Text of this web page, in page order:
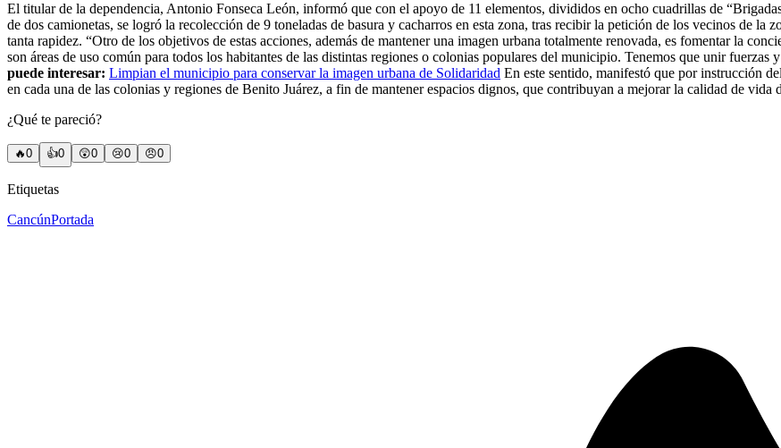
El titular de la dependencia, Antonio Fonseca León, informó que con el apoyo de 11 elementos, divididos en ocho cuadrillas de
de dos camionetas, se logró la recolección de 9 toneladas de basura y cacharros en esta zona, tras recibir la petición de los vecinos de la
tanta rapidez. “Otro de los objetivos de estas acciones, además de mantener una imagen urbana totalmente renovada, es fomentar la
son áreas de uso común para todos los habitantes de las distintas regiones o colonias populares del municipio. Tenemos que unir fuerzas
puede interesar: Limpian el municipio para conservar la imagen urbana de Solidaridad En este sentido, manifestó que por instrucción
en cada una de las colonias y regiones de Benito Juárez, a fin de mantener espacios dignos, que contribuyan a mejorar la calidad de vida
¿Qué te pareció?
🔥0 👍0 😲0 😢0 😠0
Etiquetas
CancúnPortada